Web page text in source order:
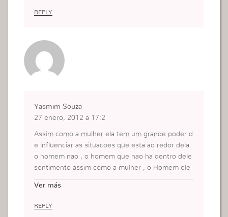
REPLY
Yasmim Souza
27 enero, 2012 a 17:2
Assim como a mulher ela tem um grande poder d
e influenciar as situacoes que esta ao redor dela
o homem nao , o homem que nao ha dentro dele
sentimento assim como a mulher , o Homem ele
Ver más
REPLY